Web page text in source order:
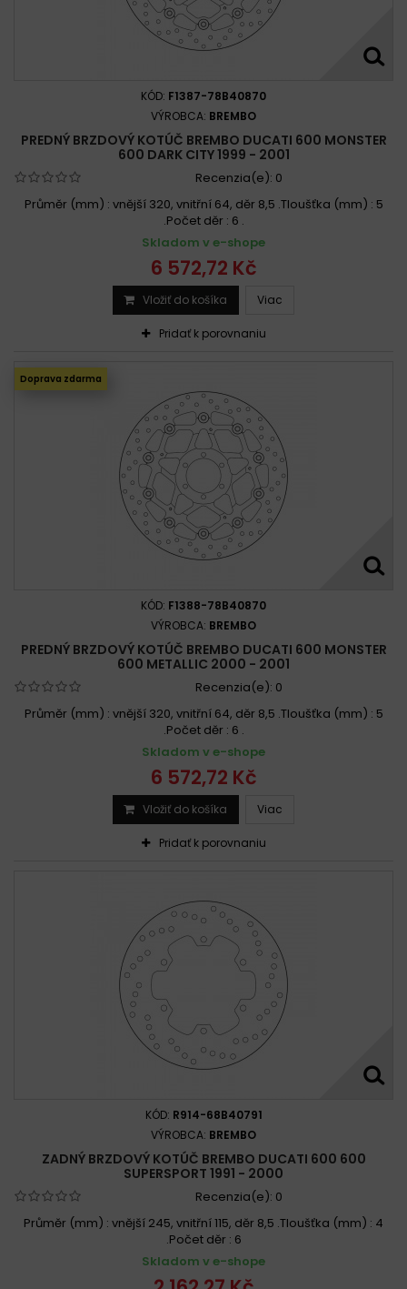
KÓD: F1387-78B40870
VÝROBCA: BREMBO
PREDNÝ BRZDOVÝ KOTÚČ BREMBO DUCATI 600 MONSTER
600 DARK CITY 1999 - 2001
Recenzia(e): 0
Průměr (mm) : vnější 320, vnitřní 64, děr 8,5 .Tloušťka (mm) : 5
.Počet děr : 6 .
Skladom v e-shope
6 572,72 Kč
Vložiť do košíka Viac
Pridať k porovnaniu
Doprava zdarma
KÓD: F1388-78B40870
VÝROBCA: BREMBO
PREDNÝ BRZDOVÝ KOTÚČ BREMBO DUCATI 600 MONSTER
600 METALLIC 2000 - 2001
Recenzia(e): 0
Průměr (mm) : vnější 320, vnitřní 64, děr 8,5 .Tloušťka (mm) : 5
.Počet děr : 6 .
Skladom v e-shope
6 572,72 Kč
Vložiť do košíka Viac
Pridať k porovnaniu
KÓD: R914-68B40791
VÝROBCA: BREMBO
ZADNÝ BRZDOVÝ KOTÚČ BREMBO DUCATI 600 600
SUPERSPORT 1991 - 2000
Recenzia(e): 0
Průměr (mm) : vnější 245, vnitřní 115, děr 8,5 .Tloušťka (mm) : 4
.Počet děr : 6
Skladom v e-shope